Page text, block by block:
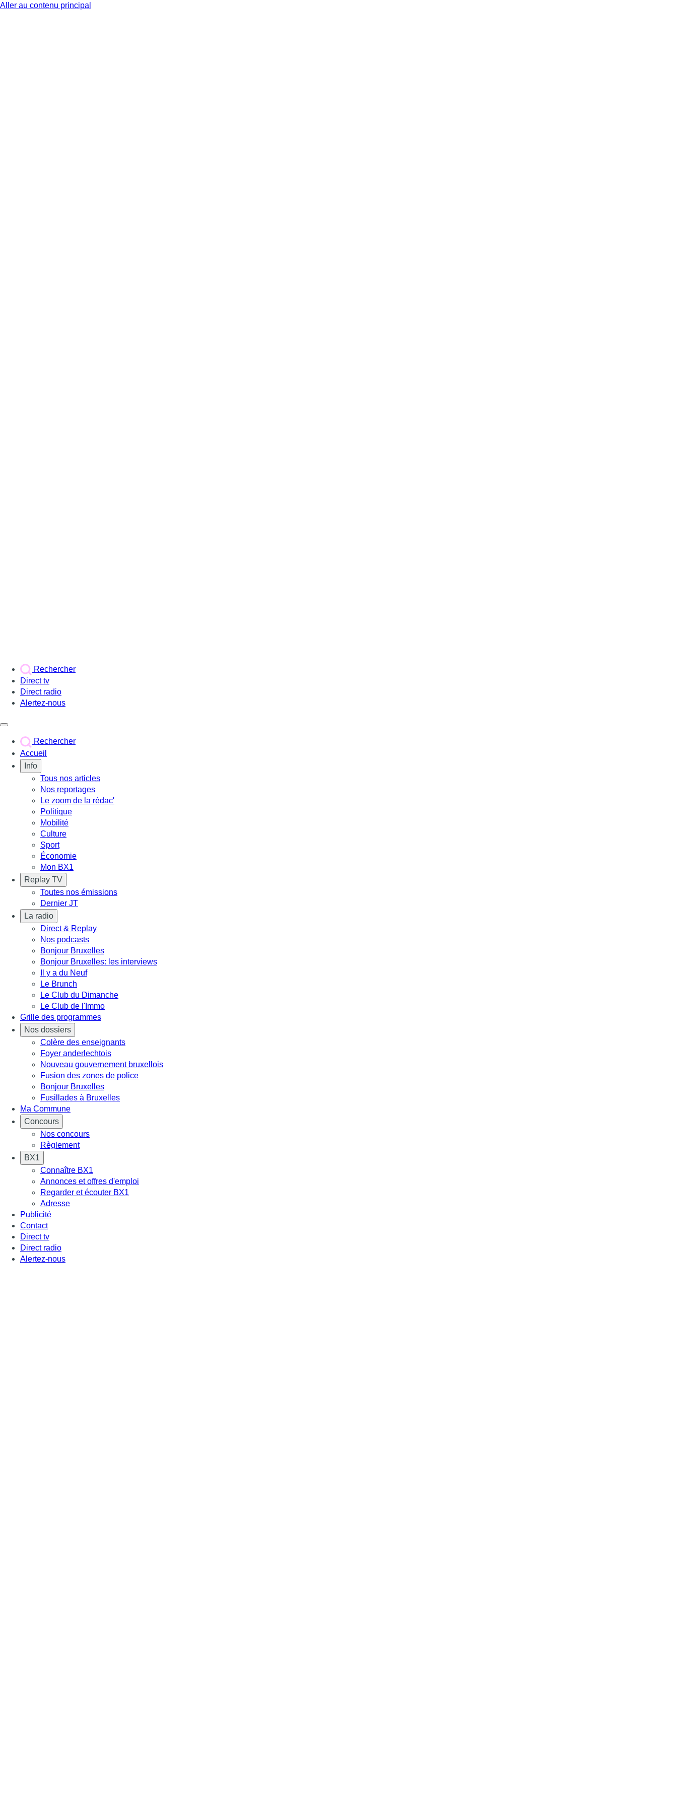
Aller au contenu principal
Rechercher
Direct tv
Direct radio
Alertez-nous
Rechercher
Accueil
Info
Tous nos articles
Nos reportages
Le zoom de la rédac'
Politique
Mobilité
Culture
Sport
Économie
Mon BX1
Replay TV
Toutes nos émissions
Dernier JT
La radio
Direct & Replay
Nos podcasts
Bonjour Bruxelles
Bonjour Bruxelles: les interviews
Il y a du Neuf
Le Brunch
Le Club du Dimanche
Le Club de l'Immo
Grille des programmes
Nos dossiers
Colère des enseignants
Foyer anderlechtois
Nouveau gouvernement bruxellois
Fusion des zones de police
Bonjour Bruxelles
Fusillades à Bruxelles
Ma Commune
Concours
Nos concours
Règlement
BX1
Connaître BX1
Annonces et offres d'emploi
Regarder et écouter BX1
Adresse
Publicité
Contact
Direct tv
Direct radio
Alertez-nous